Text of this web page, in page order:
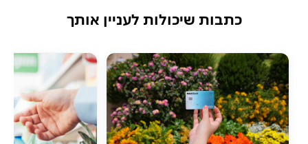
כתבות שיכולות לעניין אותך